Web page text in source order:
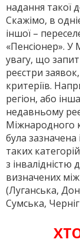
надання такої
Скажімо, в
іншої –
«Пенсіонер». У
увагу, що
реєст­ри
критеріїв.
регіон, або
недавньому
Міжнародного
була
таких
з інвалідністю
визначених
(Луганська,
Сумська,